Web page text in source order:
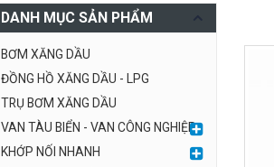
DANH MỤC SẢN PHẨM
BƠM XĂNG DẦU
ĐỒNG HỒ XĂNG DẦU - LPG
TRỤ BƠM XĂNG DẦU
VAN TÀU BIỂN - VAN CÔNG NGHIỆP
KHỚP NỐI NHANH